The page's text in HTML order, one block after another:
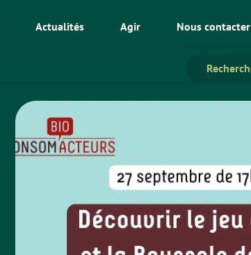
Actualités Agir Nous contacter